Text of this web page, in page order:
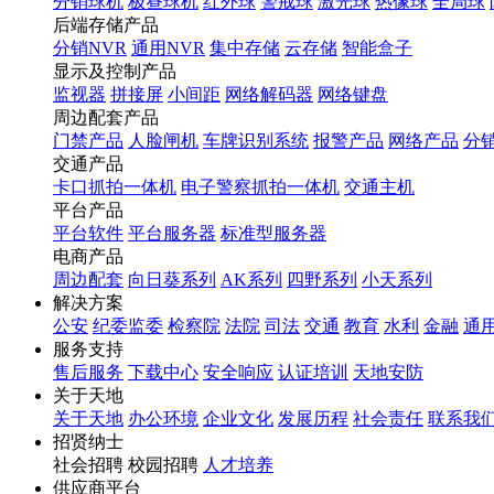
后端存储产品
分销NVR 通用NVR 集中存储 云存储 智能盒子
显示及控制产品
监视器 拼接屏 小间距 网络解码器 网络键盘
周边配套产品
门禁产品 人脸闸机 车牌识别系统 报警产品 网络产品 分
交通产品
卡口抓拍一体机 电子警察抓拍一体机 交通主机
平台产品
平台软件 平台服务器 标准型服务器
电商产品
周边配套 向日葵系列 AK系列 四野系列 小天系列
解决方案
公安 纪委监委 检察院 法院 司法 交通 教育 水利 金融 通用
服务支持
售后服务 下载中心 安全响应 认证培训 天地安防
关于天地
关于天地 办公环境 企业文化 发展历程 社会责任 联系我
招贤纳士
社会招聘 校园招聘 人才培养
供应商平台